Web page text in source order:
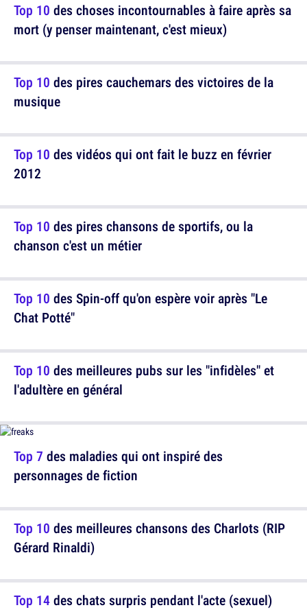
Top 10 des pires cauchemars des victoires de la
musique
Top 10 des pires chansons de sportifs, ou la
chanson c'est un métier
Top 10 des meilleures pubs sur les "infidèles" et
l'adultère en général
Top 10 des meilleures chansons des Charlots (RIP
Gérard Rinaldi)
Top 10 des choses incontournables à faire après sa
mort (y penser maintenant, c'est mieux)
Top 10 des vidéos qui ont fait le buzz en février
2012
Top 10 des Spin-off qu'on espère voir après "Le
Chat Potté"
Top 7 des maladies qui ont inspiré des
personnages de fiction
Top 14des chats surpris pendant l'acte (sexuel)